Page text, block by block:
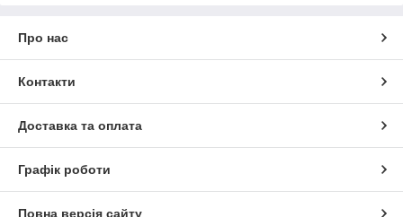
Про нас
Контакти
Доставка та оплата
Графік роботи
Повна версія сайту